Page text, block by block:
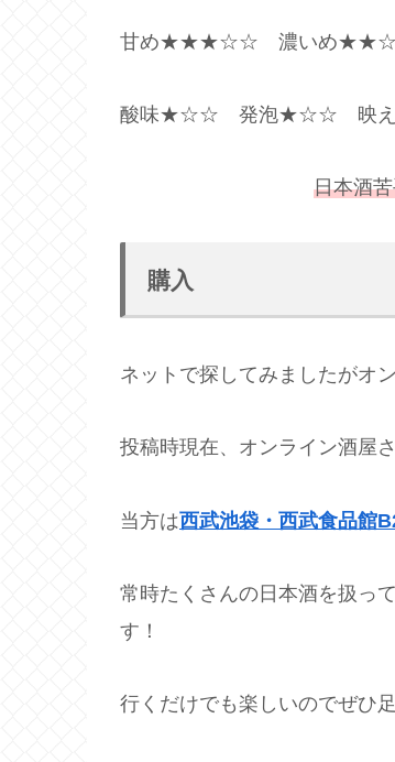
甘め★★★☆☆ 濃いめ
酸味★☆☆ 発泡★☆☆ 映
日本酒
購入
ネットで探してみましたがオ
投稿時現在、オンライン酒屋
当方は西武池袋・西武食品館
常時たくさんの日本酒を扱っ
す！
行くだけでも楽しいのでぜひ